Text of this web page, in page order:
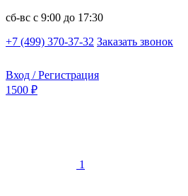
сб-вс с 9:00 до 17:30
+7 (499) 370-37-32 Заказать звонок
Вход / Регистрация
1500 ₽
1